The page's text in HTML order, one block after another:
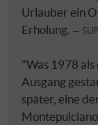
Urlauber ein
Erholung.
"Was 1978
Ausgang
später, eine